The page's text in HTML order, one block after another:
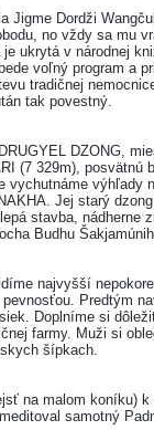
Jigme Dordži
no vždy sa mu
ukrytá v národnej
voľný program a
tradičnej
tak povestný.
DZONG,
(7 329m), posvätnú
výhľady
Jej starý
stavba, nádherne
Budhu
najvyšší
Predtým
Doplníme si
farmy. Muži si
šípkach.
na malom koníku)
samotný